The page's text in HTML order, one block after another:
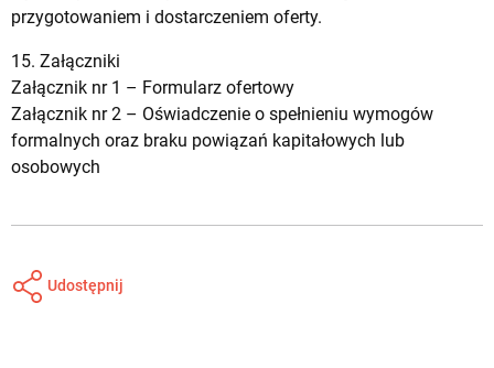
przygotowaniem i dostarczeniem oferty.
15. Załączniki
Załącznik nr 1 – Formularz ofertowy
Załącznik nr 2 – Oświadczenie o spełnieniu wymogów
formalnych oraz braku powiązań kapitałowych lub
osobowych
Udostępnij